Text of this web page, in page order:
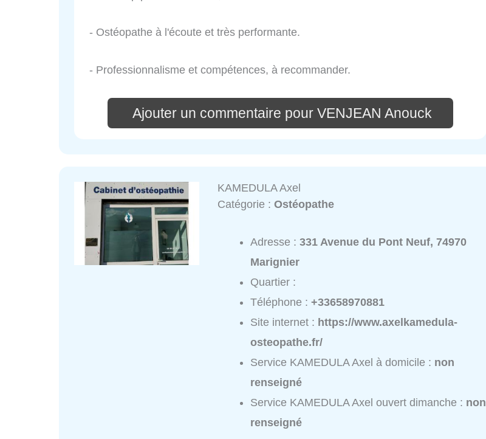
- Ostéopathe à l'écoute et très performante.
- Professionnalisme et compétences, à recommander.
Ajouter un commentaire pour VENJEAN Anouck
KAMEDULA Axel
Catégorie :Ostéopathe
Adresse :331 Avenue du Pont Neuf, 74970
Marignier
Quartier :
Téléphone :+33658970881
Site internet : https://www.axelkamedula-
osteopathe.fr/
Service KAMEDULA Axel à domicile : non
renseigné
Service KAMEDULA Axel ouvert dimanche : non
renseigné